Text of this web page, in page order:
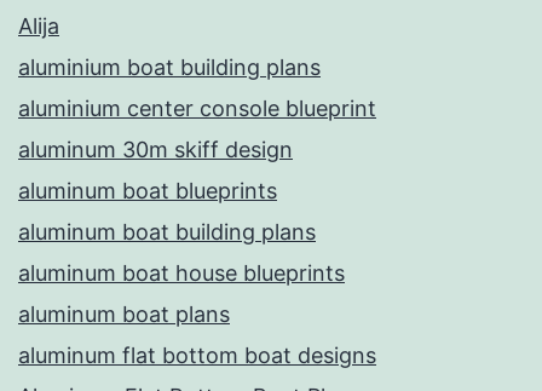
Alija
aluminium boat building plans
aluminium center console blueprint
aluminum 30m skiff design
aluminum boat blueprints
aluminum boat building plans
aluminum boat house blueprints
aluminum boat plans
aluminum flat bottom boat designs